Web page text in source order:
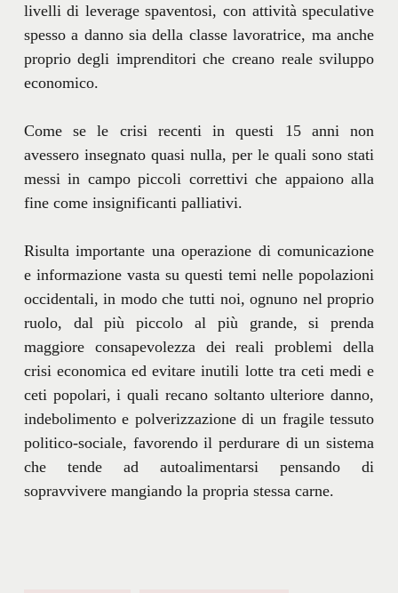
livelli di leverage spaventosi, con attività speculative
spesso a danno sia della classe lavoratrice, ma anche
proprio degli imprenditori che creano reale sviluppo
economico.
Come se le crisi recenti in questi 15 anni non
avessero insegnato quasi nulla, per le quali sono stati
messi in campo piccoli correttivi che appaiono alla
fine come insignificanti palliativi.
Risulta importante una operazione di comunicazione
e informazione vasta su questi temi nelle popolazioni
occidentali, in modo che tutti noi, ognuno nel proprio
ruolo, dal più piccolo al più grande, si prenda
maggiore consapevolezza dei reali problemi della
crisi economica ed evitare inutili lotte tra ceti medi e
ceti popolari, i quali recano soltanto ulteriore danno,
indebolimento e polverizzazione di un fragile tessuto
politico-sociale, favorendo il perdurare di un sistema
che tende ad autoalimentarsi pensando di
sopravvivere mangiando la propria stessa carne.